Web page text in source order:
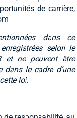
de carrière,
dans ce
selon le
et ne peuvent être
dans le cadre d’une
loi.